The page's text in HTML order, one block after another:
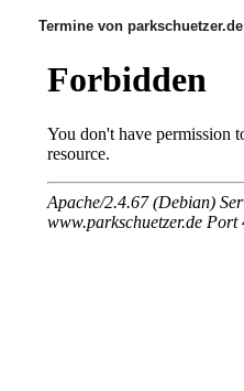
Termine von parkschuetzer.de